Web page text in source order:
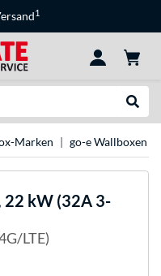
1
Marken go-e Wallboxen
22 kW (32A 3-
LTE)